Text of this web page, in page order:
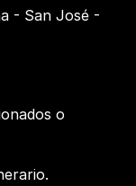
- San José -
o